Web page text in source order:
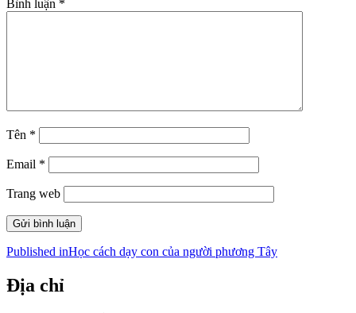
Bình luận *
Tên *
Email *
Trang web
Điều
hướng
bài
Published inHọc cách dạy con của người phương Tây
Địa chỉ